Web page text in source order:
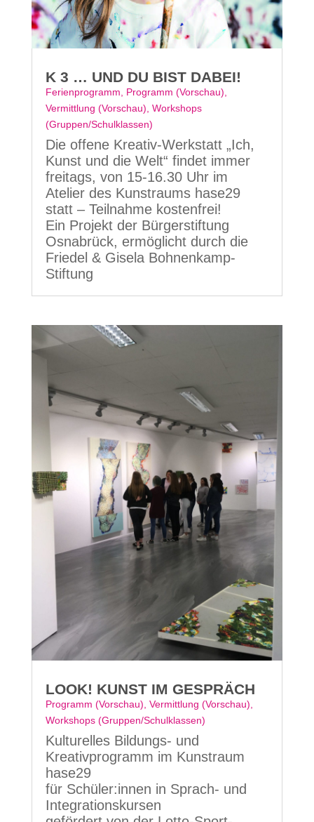
K 3 … UND DU BIST DABEI!
Ferienprogramm Programm (Vorschau)
Vermittlung (Vorschau) Workshops
(Gruppen/Schulklassen)
Die offene Kreativ-Werkstatt „Ich,
Kunst und die Welt“ findet immer
freitags, von 15-16.30 Uhr im
Atelier des Kunstraums hase29
statt – Teilnahme kostenfrei!
Ein Projekt der Bürgerstiftung
Osnabrück, ermöglicht durch die
Friedel & Gisela Bohnenkamp-
Stiftung
LOOK! KUNST IM GESPRÄCH
Programm (Vorschau) Vermittlung (Vorschau)
Workshops (Gruppen/Schulklassen)
Kulturelles Bildungs- und
Kreativprogramm im Kunstraum
hase29
für Schüler:innen in Sprach- und
Integrationskursen